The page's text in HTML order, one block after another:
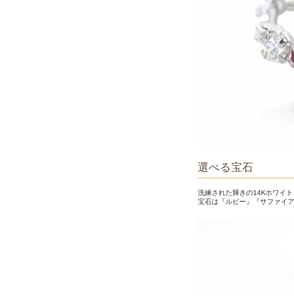
選べる宝石
洗練された輝きの14Kホワイ
宝石は『ルビー』『サファイ